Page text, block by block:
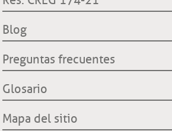
Comisión Regulación de Energía y Gas
Filiales nacionales
Filiales internacionales
red.
Blog
Preguntas frecuentes
Glosario
Mapa del sitio